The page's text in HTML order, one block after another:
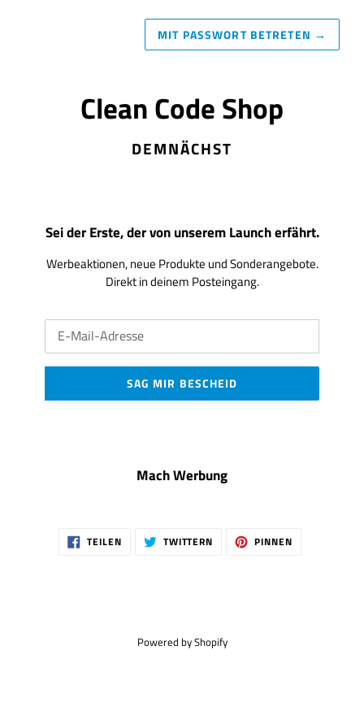
MIT PASSWORT BETRETEN →
Clean Code Shop
DEMNÄCHST
Sei der Erste, der von unserem Launch erfährt.
Werbeaktionen, neue Produkte und Sonderangebote.
Direkt in deinem Posteingang.
Mail
SAG MIR BESCHEID
Mach Werbung
TEILENAUF
FACEBOOKTWITTERN TWITTERPINNEN
Powered by Shopify